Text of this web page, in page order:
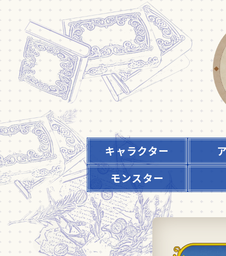
キャラクター
モンスター